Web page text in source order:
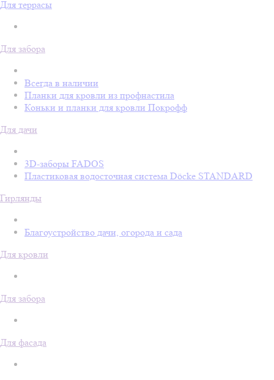
Для террасы
Для забора
Всегда в наличии
Планки для кровли из профнастила
Коньки и планки для кровли Покрофф
Для дачи
3D-заборы FADOS
Пластиковая водосточная система Döcke STANDARD
Гирлянды
Благоустройство дачи, огорода и сада
Для кровли
Для забора
Для фасада